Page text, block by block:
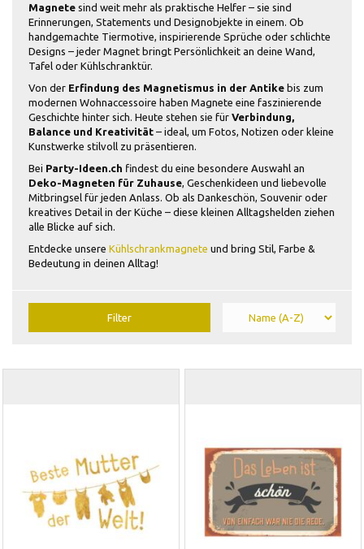
Magnete sind weit mehr als praktische Helfer – sie sind
Erinnerungen, Statements und Designobjekte in einem. Ob
handgemachte Tiermotive, inspirierende Sprüche oder schlichte
Designs – jeder Magnet bringt Persönlichkeit an deine Wand,
Tafel oder Kühlschranktür.
Von der Erfindung des Magnetismus in der Antike bis zum
modernen Wohnaccessoire haben Magnete eine faszinierende
Geschichte hinter sich. Heute stehen sie für Verbindung,
Balance und Kreativität – ideal, um Fotos, Notizen oder kleine
Kunstwerke stilvoll zu präsentieren.
Bei Party-Ideen.ch findest du eine besondere Auswahl an
Deko-Magneten für Zuhause, Geschenkideen und liebevolle
Mitbringsel für jeden Anlass. Ob als Dankeschön, Souvenir oder
kreatives Detail in der Küche – diese kleinen Alltagshelden ziehen
alle Blicke auf sich.
Entdecke unsere Kühlschrankmagnete und bring Stil, Farbe &
Bedeutung in deinen Alltag!
Filter